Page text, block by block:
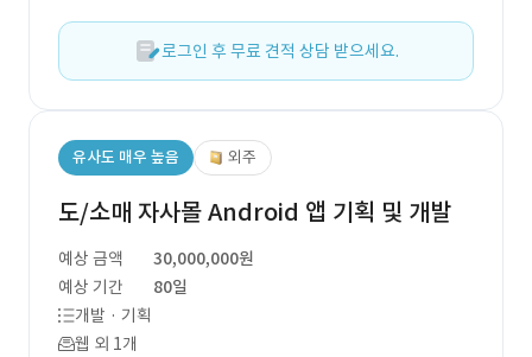
로그인 후 무료 견적 상담 받으세요.
유사도 매우 높음 외주
도/소매 자사몰 Android 앱 기획 및 개발
예상 금액
30,000,000원
예상 기간
80일
개발 · 기획
웹 외 1개